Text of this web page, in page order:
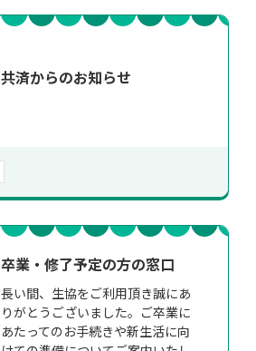
共済からのお知らせ
卒業・修了予定の方の窓口
長い間、生協をご利用頂き誠にあ
りがとうございました。ご卒業に
あたってのお手続きや新生活に向